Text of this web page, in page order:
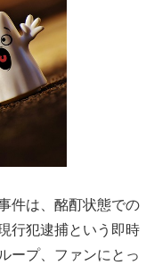
件は、酩酊状態での
行犯逮捕という即時
ープ、ファンにとっ